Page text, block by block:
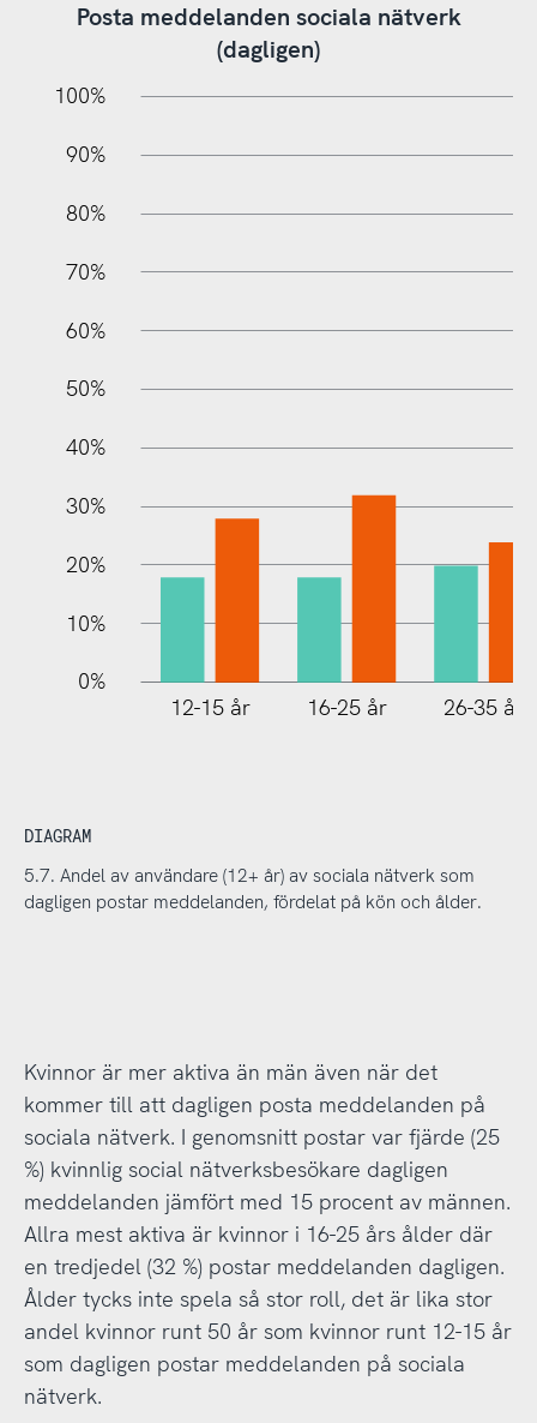
Posta meddelanden sociala nätverk
(dagligen)
10%
100%
90%
80%
70%
60%
50%
40%
30%
20%
10%
0%
12-15 år 16-25 år 26-35 år
DIAGRAM
5.7. Andel av användare (12+ år) av sociala nätverk som
dagligen postar meddelanden, fördelat på kön och ålder.
Kvinnor är mer aktiva än män även när det
kommer till att dagligen posta meddelanden på
sociala nätverk. I genomsnitt postar var fjärde (25
%) kvinnlig social nätverksbesökare dagligen
meddelanden jämfört med 15 procent av männen.
Allra mest aktiva är kvinnor i 16-25 års ålder där
en tredjedel (32 %) postar meddelanden dagligen.
Ålder tycks inte spela så stor roll, det är lika stor
andel kvinnor runt 50 år som kvinnor runt 12-15 år
som dagligen postar meddelanden på sociala
nätverk.